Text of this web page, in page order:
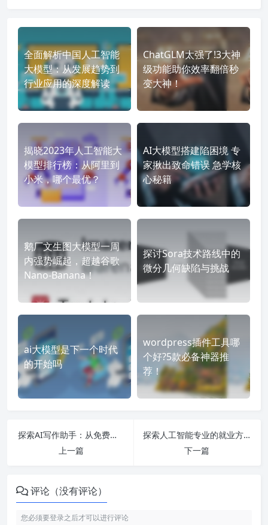
全面解析中国人工智能
大模型：从发展趋势到
行业应用的深度解读
ChatGLM太强了!3大神
级功能助你效率翻倍秒
变大神！
揭晓2023年人工智能大
模型排行榜：从阿里到
小米，哪个最优？
AI大模型搭建陷困境 专
家揪出致命错误 急学核
心秘籍
鹅厂文生图大模型一周
内强势崛起，超越谷歌
Nano-Banana！
探讨Sora技术路线中的
微分几何缺陷与挑战
ai大模型是下一个时代
的开始吗
wordpress插件工具哪
个好?5款必备神器推
荐！
探索AI写作助手：从免费软件到创新创作的无限可能
上一篇
探索人工智能专业的就业方向与课程设置，助你在2024年把握未来科技浪潮！
下一篇
评论（没有评论）